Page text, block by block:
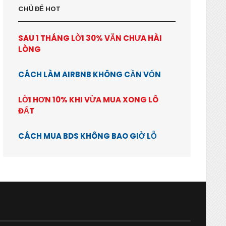
CHỦ ĐỂ HOT
SAU 1 THÁNG LỜI 30% VẪN CHƯA HÀI
LÒNG
CÁCH LÀM AIRBNB KHÔNG CẦN VỐN
LỜI HƠN 10% KHI VỪA MUA XONG LÔ
ĐẤT
CÁCH MUA BDS KHÔNG BAO GIỜ LỖ